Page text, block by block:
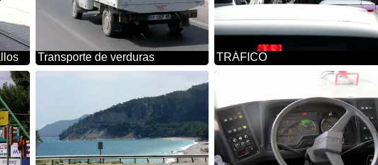
Transporte de verduras TRÁFICO